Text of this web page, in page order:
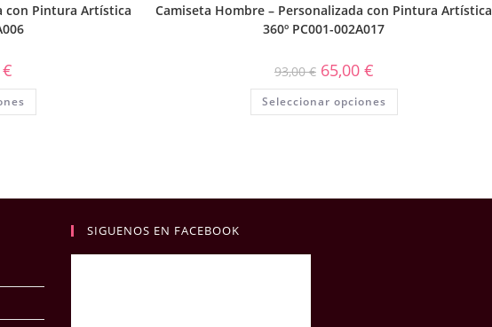
con Pintura Artística
€
Camiseta Hombre – Personalizada con Pintura Artística
360º PC001-002A017
93,00€ 65,00 €
Seleccionar opciones
SIGUENOS EN FACEBOOK